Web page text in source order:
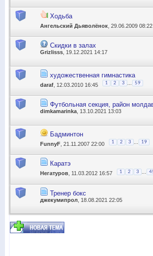
Ходьба
Ангельский Дьяволёнок , 29.06.2009 08:22
Скидки в залах
Grizlisss , 19.12.2021 14:17
художественная гимнастика
daraf , 12.03.2010 16:45 1 2 3 ... 59
Футбольная секция, район
dimkamarinka , 13.10.2021 13:03
Бадминтон
FunnyF , 21.11.2007 22:00 1 2 3 19
Каратэ
Негатуров , 11.03.2012 16:57 1 2 3
Тренер бокс
джекумипрол , 18.08.2021 22:05